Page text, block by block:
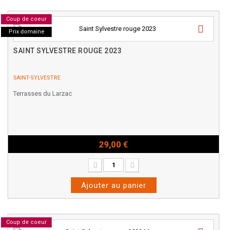
Coup de coeur
Prix domaine
SAINT SYLVESTRE ROUGE 2023
SAINT-SYLVESTRE
Terrasses du Larzac
29,00 €
Ajouter au panier
Coup de coeur